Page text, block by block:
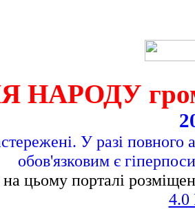
НАРОДУ
У разі повного
обов'язковим є
цьому порталі
4.0